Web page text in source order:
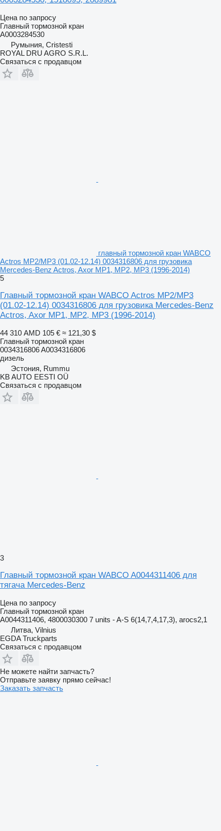
Цена по запросу
Главный тормозной кран
A0003284530
Румыния, Cristesti
ROYAL DRU AGRO S.R.L.
Связаться с продавцом
главный тормозной кран WABCO
Actros MP2/MP3 (01.02-12.14) 0034316806 для грузовика
Mercedes-Benz Actros, Axor MP1, MP2, MP3 (1996-2014)
5
Главный тормозной кран WABCO Actros MP2/MP3
(01.02-12.14) 0034316806 для грузовика Mercedes-Benz
Actros, Axor MP1, MP2, MP3 (1996-2014)
44 310 AMD 105 € ≈ 121,30 $
Главный тормозной кран
0034316806 A0034316806
дизель
Эстония, Rummu
KB AUTO EESTI OÜ
Связаться с продавцом
3
Главный тормозной кран WABCO A0044311406 для
тягача Mercedes-Benz
Цена по запросу
Главный тормозной кран
A0044311406, 4800030300 7 units - A-S 6(14,7,4,17,3), arocs2,1
Литва, Vilnius
EGDA Truckparts
Связаться с продавцом
Не можете найти запчасть?
Отправьте заявку прямо сейчас!
Заказать запчасть